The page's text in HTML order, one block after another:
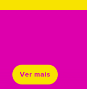
Ver mais